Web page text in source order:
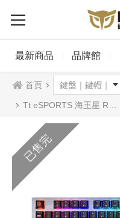
最新商品 品牌館
首頁
Tt eSPORTS 海王星 RGB 機械式鍵盤 TTC 青軸 茶軸 中文
已售完